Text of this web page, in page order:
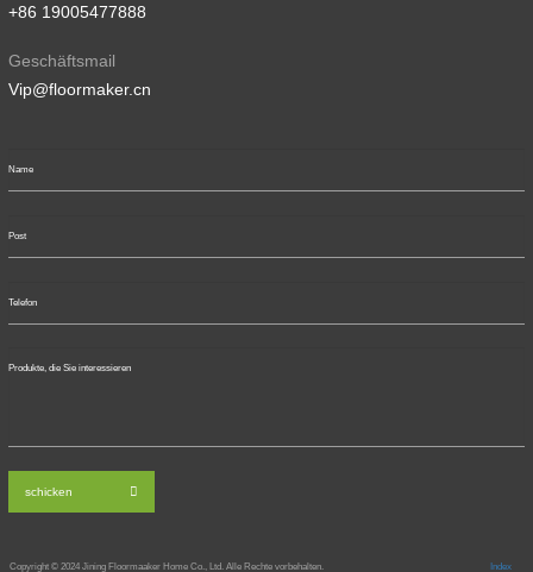
+86 19005477888
Geschäftsmail
Vip@floormaker.cn
schicken
Copyright © 2024 Jining Floormaaker Home Co., Ltd. Alle Rechte vorbehalten. Index